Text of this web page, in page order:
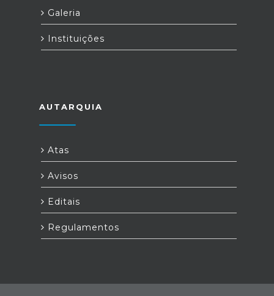
Galeria
Instituições
AUTARQUIA
Atas
Avisos
Editais
Regulamentos